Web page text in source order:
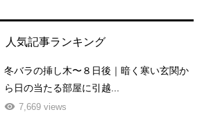
人気記事ランキング
冬バラの挿し木〜８日後｜暗く寒い玄関か
ら日の当たる部屋に引越...
7,669 views